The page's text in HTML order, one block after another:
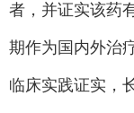
者，并证实该药
期作为国内外治
临床实践证实，